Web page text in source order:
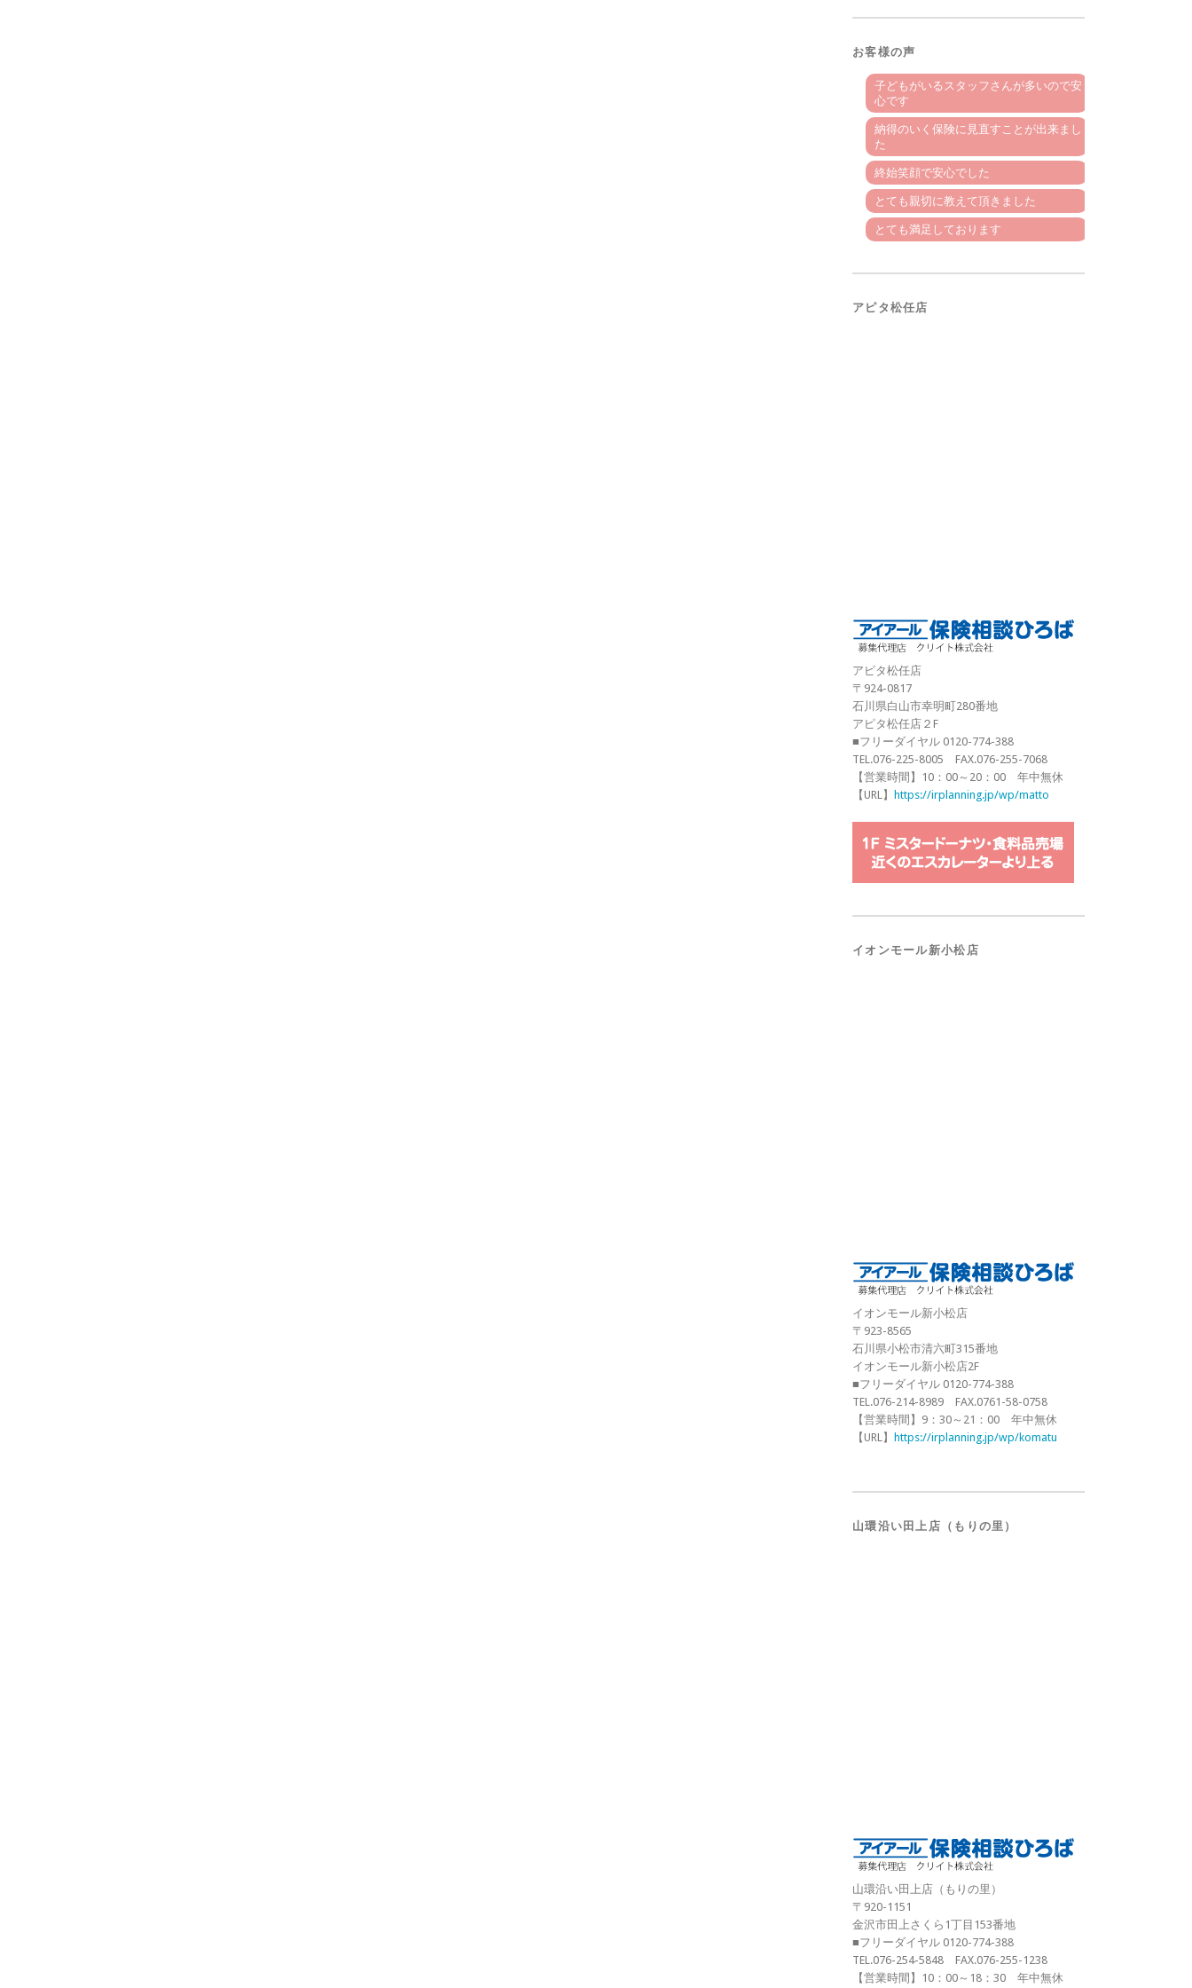
お客様の声
子どもがいるスタッフさんが多いので安
心です
納得のいく保険に見直すことが出来まし
た
終始笑顔で安心でした
とても親切に教えて頂きました
とても満足しております
アピタ松任店
アピタ松任店
〒924-0817
石川県白山市幸明町280番地
アピタ松任店２F
■フリーダイヤル 0120-774-388
TEL.076-225-8005 FAX.076-255-7068
【営業時間】10：00～20：00 年中無休
【URL】
https://irplanning.jp/wp/matto
イオンモール新小松店
イオンモール新小松店
〒923-8565
石川県小松市清六町315番地
イオンモール新小松店2F
■フリーダイヤル 0120-774-388
TEL.076-214-8989 FAX.0761-58-0758
【営業時間】9：30～21：00 年中無休
【URL】
https://irplanning.jp/wp/komatu
山環沿い田上店（もりの里）
山環沿い田上店（もりの里）
〒920-1151
金沢市田上さくら1丁目153番地
■フリーダイヤル 0120-774-388
TEL.076-254-5848 FAX.076-255-1238
【営業時間】10：00～18：30 年中無休